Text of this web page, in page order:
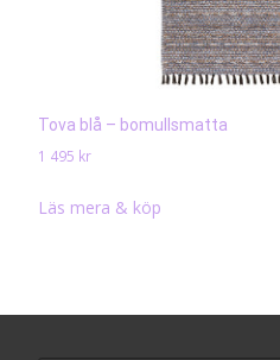
Tova blå – bomullsmatta
1 495 kr
Läs mera & köp